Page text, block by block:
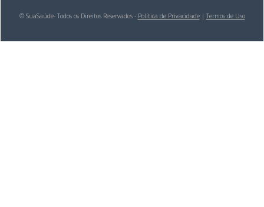
© SuaSaúde- Todos os Direitos Reservados - Política de Privacidade| Termos de Uso